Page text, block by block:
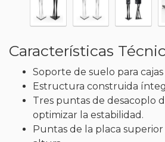
Características
Soporte de suelo para cajas
Estructura construida
Tres puntas de desacoplo
optimizar la estabilidad.
Puntas de la placa